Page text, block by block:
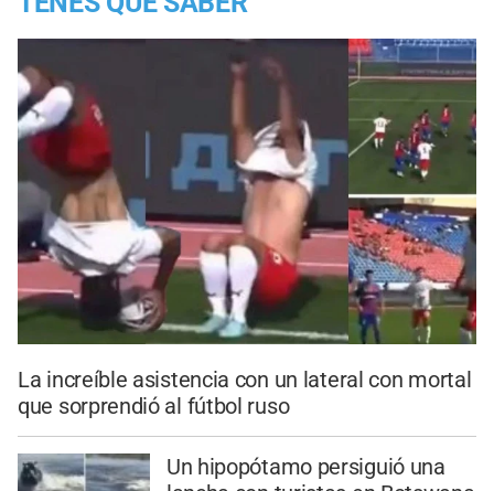
La increíble asistencia con un lateral con mortal
que sorprendió al fútbol ruso
Un hipopótamo persiguió una